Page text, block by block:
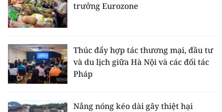
trưởng Eurozone
Thúc đẩy hợp tác thương mại, đầu tư
và du lịch giữa Hà Nội và các đối tác
Pháp
Nắng nóng kéo dài gây thiệt hại